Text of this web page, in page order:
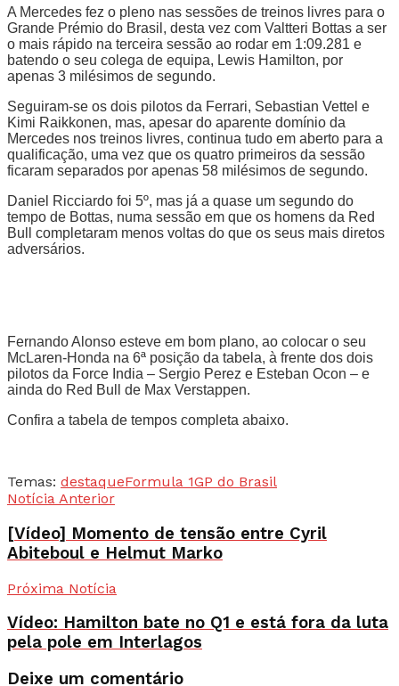
A Mercedes fez o pleno nas sessões de treinos livres para o
Grande Prémio do Brasil, desta vez com Valtteri Bottas a ser
o mais rápido na terceira sessão ao rodar em 1:09.281 e
batendo o seu colega de equipa, Lewis Hamilton, por
apenas 3 milésimos de segundo.
Seguiram-se os dois pilotos da Ferrari, Sebastian Vettel e
Kimi Raikkonen, mas, apesar do aparente domínio da
Mercedes nos treinos livres, continua tudo em aberto para a
qualificação, uma vez que os quatro primeiros da sessão
ficaram separados por apenas 58 milésimos de segundo.
Daniel Ricciardo foi 5º, mas já a quase um segundo do
tempo de Bottas, numa sessão em que os homens da Red
Bull completaram menos voltas do que os seus mais diretos
adversários.
Fernando Alonso esteve em bom plano, ao colocar o seu
McLaren-Honda na 6ª posição da tabela, à frente dos dois
pilotos da Force India – Sergio Perez e Esteban Ocon – e
ainda do Red Bull de Max Verstappen.
Confira a tabela de tempos completa abaixo.
Temas: destaqueFormula 1GP do Brasil
Notícia Anterior
[Vídeo] Momento de tensão entre Cyril
Abiteboul e Helmut Marko
Próxima Notícia
Vídeo: Hamilton bate no Q1 e está fora da luta
pela pole em Interlagos
Deixe um comentário